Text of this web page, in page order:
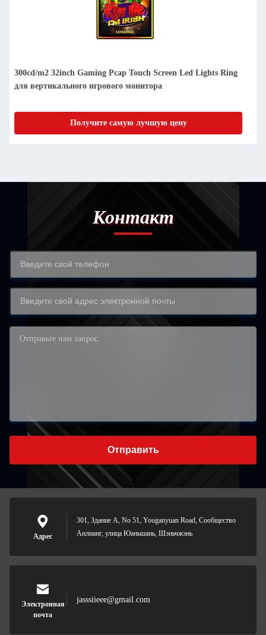
22 дюйма Новый TFT Pcap сенсорный экран LCD Монитор
с VGA CGA RS232 USB
Получите самую лучшую цену
Контакт
Отправить
Адрес
301, Здание А, No 51, Youganyuan Road, Сообщество
Анлианг, улица Юаньшань, Шэньчжэнь
Электронная
почта
jasssiieee@gmail.com